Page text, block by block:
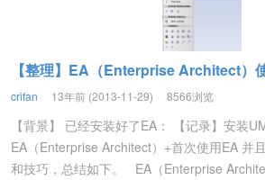
【整理】EA（Enterprise Architect）
crifan 13年前 (2013-11-29) 8566浏览
【背景】 已经安装好了EA： 【记录】安装
EA（Enterprise Architect）+首次使用EA 并
和技巧，总结如下。 EA（Enterprise